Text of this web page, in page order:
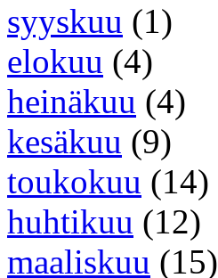
syyskuu (1)
elokuu (4)
heinäkuu (4)
kesäkuu (9)
toukokuu (14)
huhtikuu (12)
maaliskuu (15)